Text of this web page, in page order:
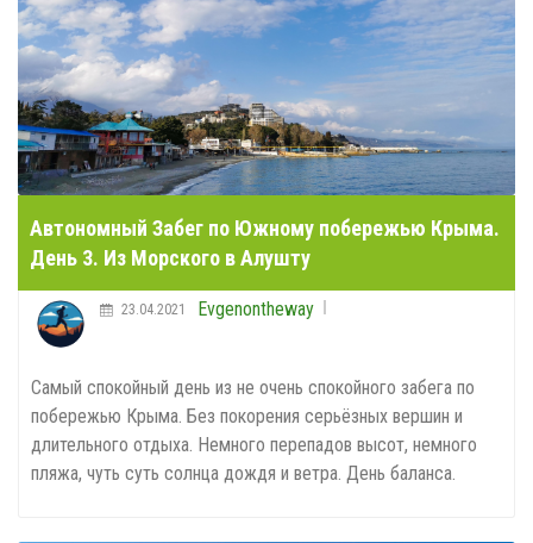
Автономный Забег по Южному побережью Крыма.
День 3. Из Морского в Алушту
Evgenontheway
23.04.2021
Самый спокойный день из не очень спокойного забега по
побережью Крыма. Без покорения серьёзных вершин и
длительного отдыха. Немного перепадов высот, немного
пляжа, чуть суть солнца дождя и ветра. День баланса.